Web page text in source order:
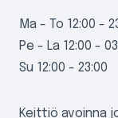
Ma - To 12:00 -
Pe - La 12:00 -
Su 12:00 - 23:00
Keittiö avoinna